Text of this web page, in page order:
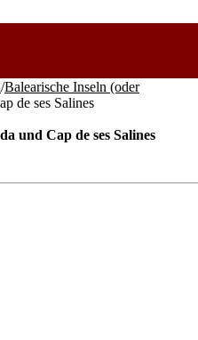
/Balearische Inseln (oder
de ses Salines
und Cap de ses Salines